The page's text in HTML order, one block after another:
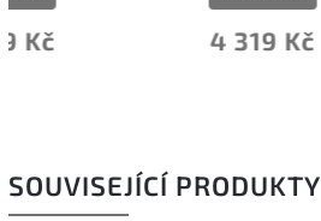
SOUVISEJÍCÍ PRODUKTY